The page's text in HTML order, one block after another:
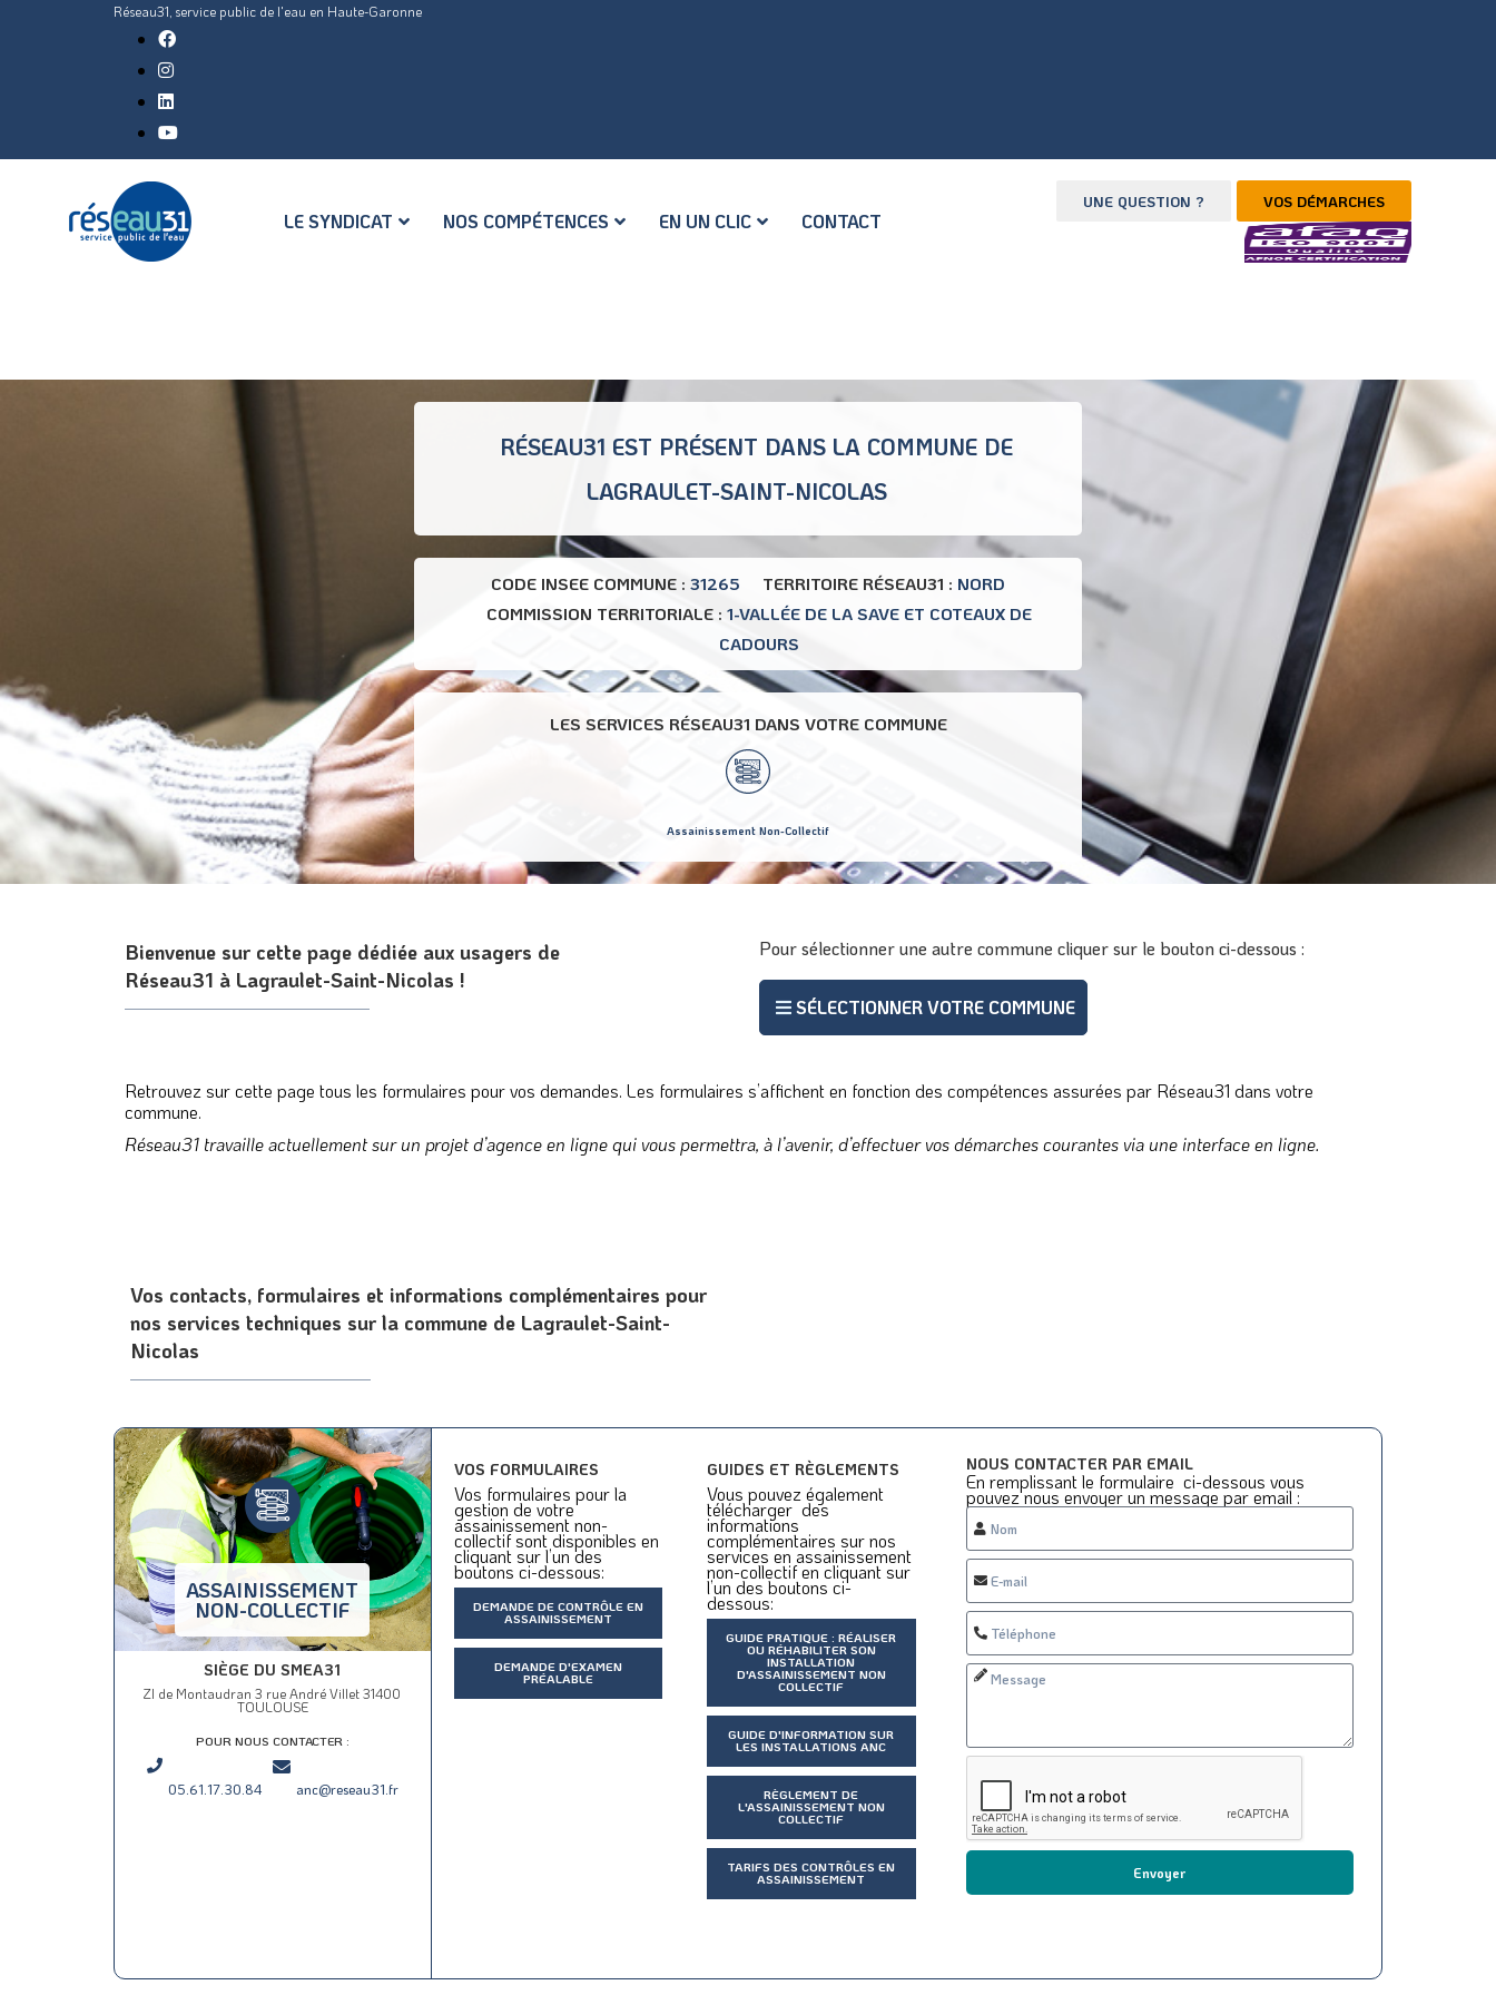
Réseau31, service public de l'eau en Haute-Garonne
LE SYNDICAT NOS COMPÉTENCES EN UN CLIC CONTACT
UNE QUESTION ? VOS DÉMARCHES
RÉSEAU31 EST PRÉSENT DANS LA COMMUNE DE
LAGRAULET-SAINT-NICOLAS
CODE INSEE COMMUNE : 31265 TERRITOIRE RÉSEAU31 : NORD
COMMISSION TERRITORIALE : 1-VALLÉE DE LA SAVE ET COTEAUX DE
CADOURS
LES SERVICES RÉSEAU31 DANS VOTRE COMMUNE
Assainissement Non-Collectif
Bienvenue sur cette page dédiée aux usagers de
Réseau31 à Lagraulet-Saint-Nicolas !
Pour sélectionner une autre commune cliquer sur le bouton ci-dessous :
SÉLECTIONNER VOTRE COMMUNE
Retrouvez sur cette page tous les formulaires pour vos demandes. Les formulaires s’affichent en fonction des compétences assurées par Réseau31 dans votre
commune.
Réseau31 travaille actuellement sur un projet d’agence en ligne qui vous permettra, à l’avenir, d’effectuer vos démarches courantes via une interface en ligne.
Vos contacts, formulaires et informations complémentaires pour
nos services techniques sur la commune de Lagraulet-Saint-
Nicolas
ASSAINISSEMENT
NON-COLLECTIF
SIÈGE DU SMEA31
ZI de Montaudran 3 rue André Villet 31400
TOULOUSE
POUR NOUS CONTACTER :
05.61.17.30.84 anc@reseau31.fr
VOS FORMULAIRES
Vos formulaires pour la
gestion de votre
assainissement non-
collectif sont disponibles en
cliquant sur l’un des
boutons ci-dessous:
DEMANDE DE CONTRÔLE EN
ASSAINISSEMENT
DEMANDE D'EXAMEN
PRÉALABLE
GUIDES ET RÈGLEMENTS
Vous pouvez également
télécharger des
informations
complémentaires sur nos
services en assainissement
non-collectif en cliquant sur
l’un des boutons ci-
dessous:
GUIDE PRATIQUE : RÉALISER
OU RÉHABILITER SON
INSTALLATION
D'ASSAINISSEMENT NON
COLLECTIF
GUIDE D'INFORMATION SUR
LES INSTALLATIONS ANC
RÈGLEMENT DE
L'ASSAINISSEMENT NON
COLLECTIF
TARIFS DES CONTRÔLES EN
ASSAINISSEMENT
NOUS CONTACTER PAR EMAIL
En remplissant le formulaire ci-dessous vous
pouvez nous envoyer un message par email :
Envoyer